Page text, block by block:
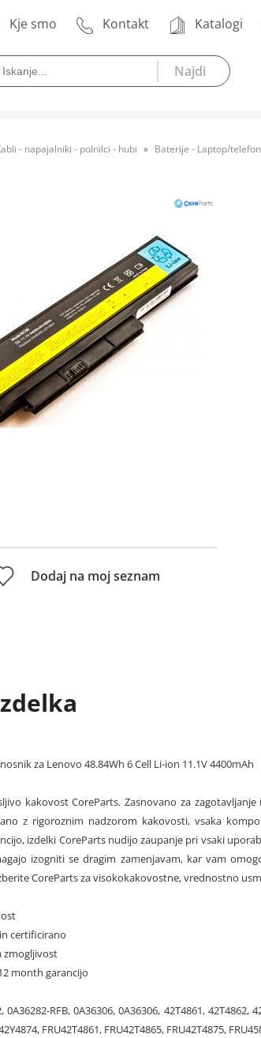
Kje smo Kontakt Katalogi
- napajalniki - polnilci - hubi Baterije - Laptop/
Dodaj na moj seznam
za Lenovo 48.84Wh 6 Cell Li-ion 11.1V 4400mAh
kakovost CoreParts. Zasnovano za
z rigoroznim nadzorom kakovosti, vsaka
izdelki CoreParts nudijo zaupanje pri vsaki
izogniti se dragim zamenjavam, kar vam
CoreParts za visokokakovostne, vrednostno
certificirano
zmogljivost
month garancijo
0A36282-RFB, 0A36306, 0A36306, 42T4861, 42T4862,
FRU42T4861, FRU42T4865, FRU42T4875,